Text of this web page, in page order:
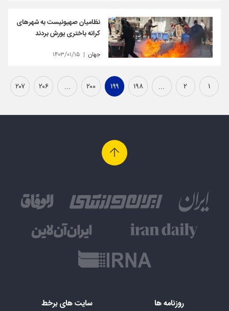
نظامیان صهیونیست به شهرهای
کرانه باختری یورش بردند
جهان ۱۴۰۳/۰۱/۱۵
۱ ۲ ... ۱۹۸ ۱۹۹ ۲۰۰ ... ۲۰۶ ۲۰۷
روزنامه ها سایت های برخط